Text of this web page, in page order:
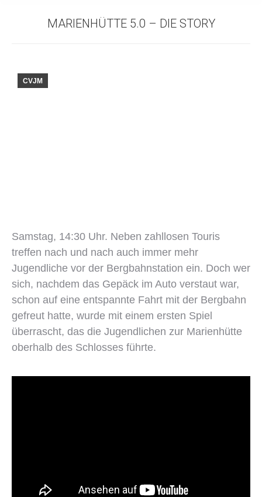
MARIENHÜTTE 5.0 – DIE STORY
CVJM
Samstag, 14:30 Uhr. Neben zahllosen Touris
treffen nach und nach auch immer mehr
Jugendliche vor der Bergbahnstation ein. Doch wer
sich, nachdem das Gepäck im Auto verstaut war,
schon auf eine entspannte Fahrt mit der Bergbahn
gefreut hatte, wurde mit einem ersten Spiel
überrascht, das die Jugendlichen zur Marienhütte
oberhalb des Schlosses führte.